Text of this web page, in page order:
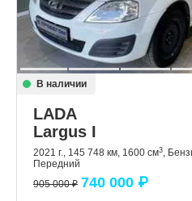
В наличии
LADA
Largus I
2021 г., 145 748 км, 1600 см3,
Передний
905 000 ₽ 740 000 ₽